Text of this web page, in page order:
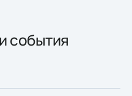
события